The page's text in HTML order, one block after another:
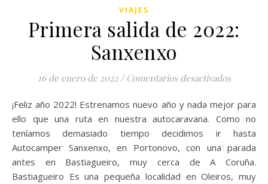
VIAJES
Primera salida de 2022:
Sanxenxo
16 de enero de 2022 / Comentarios desactivadosen
¡Feliz año 2022! Estrenamos nuevo año y nada mejor para
ello que una ruta en nuestra autocaravana. Como no
teníamos demasiado tiempo decidimos ir hasta
Autocamper Sanxenxo, en Portonovo, con una parada
antes en Bastiagueiro, muy cerca de A Coruña.
Bastiagueiro Es una pequeña localidad en Oleiros, muy